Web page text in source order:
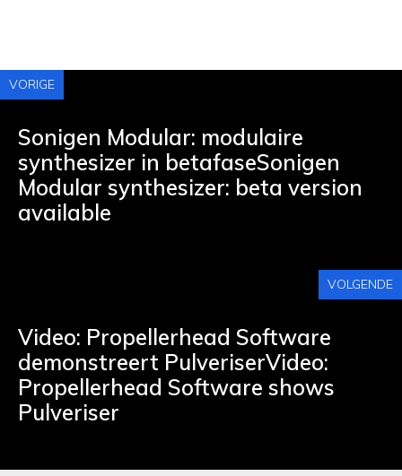
VORIGE
Sonigen Modular: modulaire
synthesizer in betafaseSonigen
Modular synthesizer: beta version
available
VOLGENDE
Video: Propellerhead Software
demonstreert PulveriserVideo:
Propellerhead Software shows
Pulveriser